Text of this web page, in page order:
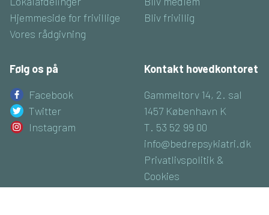
Hjemmeside for frivillige
Vores rådgivning
Bliv frivillig
Følg os på
Facebook
Twitter
Instagram
Kontakt hovedkontoret
Gammeltorv 14, 2. sal
1457 København K
T. 53 52 99 00
info@bedrepsykiatri.dk
Privatlivspolitik &
Cookies